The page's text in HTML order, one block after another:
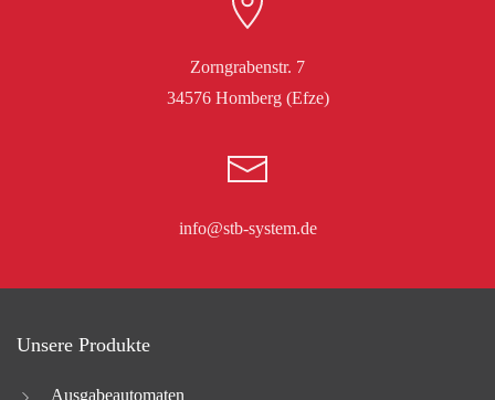
Zorngrabenstr. 7
34576 Homberg (Efze)
info@stb-system.de
Unsere Produkte
Ausgabeautomaten